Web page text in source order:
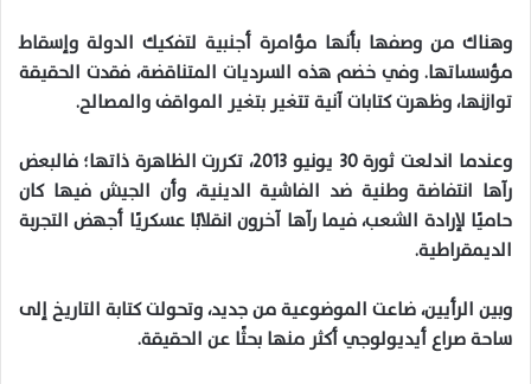
وهناك من وصفها بأنها مؤامرة أجنبية لتفكيك الدولة وإسقاط
مؤسساتها. وفي خضم هذه السرديات المتناقضة، فقدت الحقيقة
توازنها، وظهرت كتابات آنية تتغير بتغير المواقف والمصالح.
وعندما اندلعت ثورة 30 يونيو 2013، تكررت الظاهرة ذاتها؛ فالبعض
رآها انتفاضة وطنية ضد الفاشية الدينية، وأن الجيش فيها كان
حاميًا لإرادة الشعب، فيما رآها آخرون انقلابًا عسكريًا أجهض التجربة
الديمقراطية.
وبين الرأيين، ضاعت الموضوعية من جديد، وتحولت كتابة التاريخ إلى
ساحة صراع أيديولوجي أكثر منها بحثًا عن الحقيقة.